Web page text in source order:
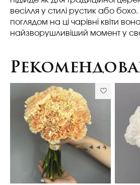
весілля у стилі рустик або
поглядом на ці чарівні квіти
найзворушливіший момент у